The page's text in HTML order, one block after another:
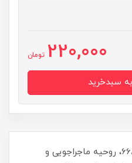
220,000 تومان
با مینی فیگور لگویی گروت 668، روحیه ماجراجویی و